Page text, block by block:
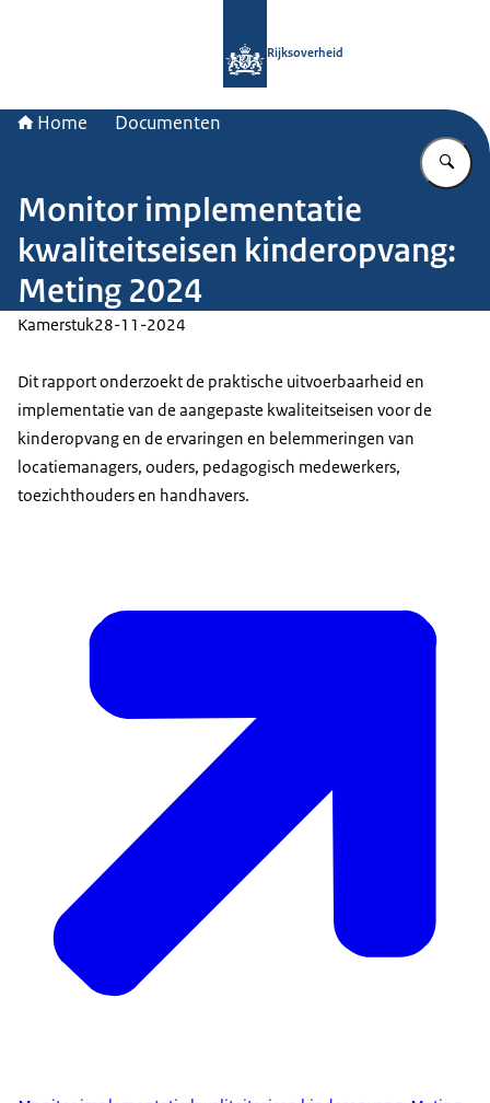
Rijksoverheid
Home Documenten
Monitor implementatie
kwaliteitseisen kinderopvang:
Meting 2024
Kamerstuk28-11-2024
Dit rapport onderzoekt de praktische uitvoerbaarheid en
implementatie van de aangepaste kwaliteitseisen voor de
kinderopvang en de ervaringen en belemmeringen van
locatiemanagers, ouders, pedagogisch medewerkers,
toezichthouders en handhavers.